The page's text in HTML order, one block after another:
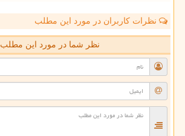
نظرات کاربران در مورد این مطلب
نظر شما در مورد این مطلب